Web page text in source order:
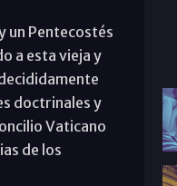
un Pentecostés
a esta vieja y
doctrinales y
Vaticano
de los